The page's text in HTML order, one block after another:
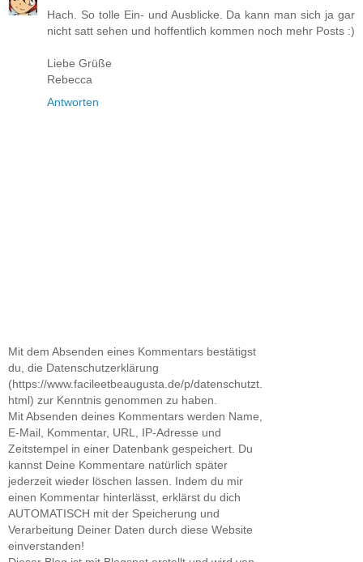
Hach. So tolle Ein- und Ausblicke. Da kann man sich ja gar
nicht satt sehen und hoffentlich kommen noch mehr Posts :)
Liebe Grüße
Rebecca
Antworten
Mit dem Absenden eines Kommentars bestätigst
du, die Datenschutzerklärung
(https://www.facileetbeaugusta.de/p/datenschutzt.
html) zur Kenntnis genommen zu haben.
Mit Absenden deines Kommentars werden Name,
E-Mail, Kommentar, URL, IP-Adresse und
Zeitstempel in einer Datenbank gespeichert. Du
kannst Deine Kommentare natürlich später
jederzeit wieder löschen lassen. Indem du mir
einen Kommentar hinterlässt, erklärst du dich
AUTOMATISCH mit der Speicherung und
Verarbeitung Deiner Daten durch diese Website
einverstanden!